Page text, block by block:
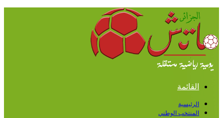
القائمة
الرئيسية
المنتخب الوطني